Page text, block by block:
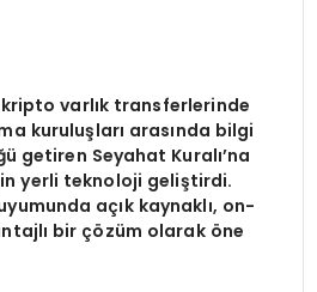
varlık transferlerinde
kuruluşları arasında bilgi
getiren Seyahat Kuralı’na
yerli teknoloji geliştirdi.
açık kaynaklı, on-
bir çözüm olarak öne